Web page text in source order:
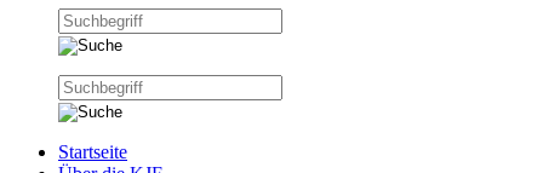
Startseite